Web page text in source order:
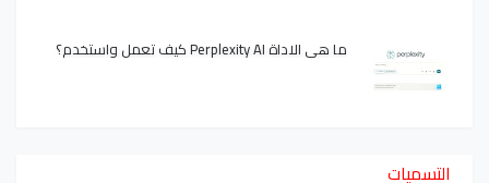
ما هي الاداة Perplexity AI كيف تعمل واستخدم؟
التسميات